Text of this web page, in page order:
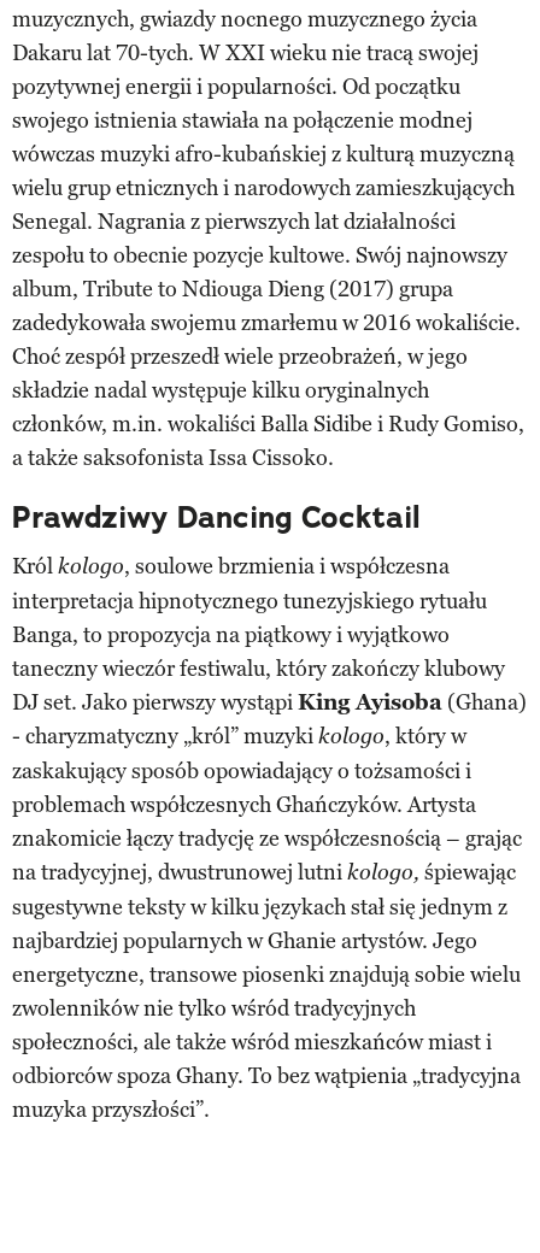
muzycznych, gwiazdy nocnego muzycznego życia
Dakaru lat 70-tych. W XXI wieku nie tracą swojej
pozytywnej energii i popularności. Od początku
swojego istnienia stawiała na połączenie modnej
wówczas muzyki afro-kubańskiej z kulturą muzyczną
wielu grup etnicznych i narodowych zamieszkujących
Senegal. Nagrania z pierwszych lat działalności
zespołu to obecnie pozycje kultowe. Swój najnowszy
album, Tribute to Ndiouga Dieng (2017) grupa
zadedykowała swojemu zmarłemu w 2016 wokaliście.
Choć zespół przeszedł wiele przeobrażeń, w jego
składzie nadal występuje kilku oryginalnych
członków, m.in. wokaliści Balla Sidibe i Rudy Gomiso,
a także saksofonista Issa Cissoko.
Prawdziwy Dancing Cocktail
Królkologo, soulowe brzmienia i współczesna
interpretacja hipnotycznego tunezyjskiego rytuału
Banga, to propozycja na piątkowy i wyjątkowo
taneczny wieczór festiwalu, który zakończy klubowy
DJ set. Jako pierwszy wystąpiKing Ayisoba (Ghana)
- charyzmatyczny „król” muzykikologo, który w
zaskakujący sposób opowiadający o tożsamości i
problemach współczesnych Ghańczyków. Artysta
znakomicie łączy tradycję ze współczesnością – grając
na tradycyjnej, dwustrunowej lutnikologo, śpiewając
sugestywne teksty w kilku językach stał się jednym z
najbardziej popularnych w Ghanie artystów. Jego
energetyczne, transowe piosenki znajdują sobie wielu
zwolenników nie tylko wśród tradycyjnych
społeczności, ale także wśród mieszkańców miast i
odbiorców spoza Ghany. To bez wątpienia „tradycyjna
muzyka przyszłości”.